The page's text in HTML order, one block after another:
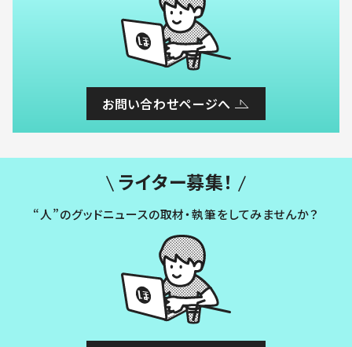
お問い合わせページへ
ライター募集！
“人”のグッドニュースの取材・執筆をしてみませんか？